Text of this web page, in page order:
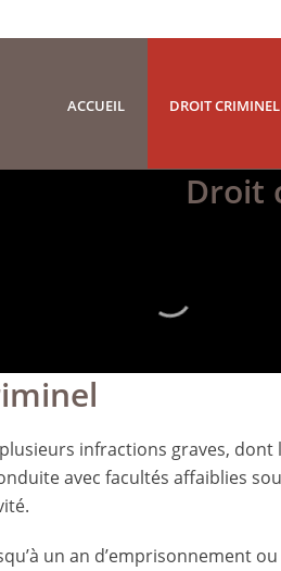
ACCUEIL DROIT CRIMINEL
Droit
infractions graves,
avec facultés affaiblies
un an d’emprisonnement